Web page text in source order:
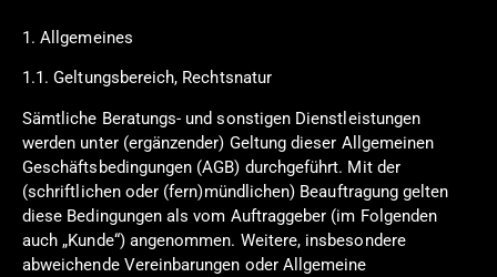
1. Allgemeines
1.1. Geltungsbereich, Rechtsnatur
Sämtliche Beratungs- und sonstigen Dienstleistungen
werden unter (ergänzender) Geltung dieser Allgemeinen
Geschäftsbedingungen (AGB) durchgeführt. Mit der
(schriftlichen oder (fern)mündlichen) Beauftragung gelten
diese Bedingungen als vom Auftraggeber (im Folgenden
auch „Kunde“) angenommen. Weitere, insbesondere
abweichende Vereinbarungen oder Allgemeine